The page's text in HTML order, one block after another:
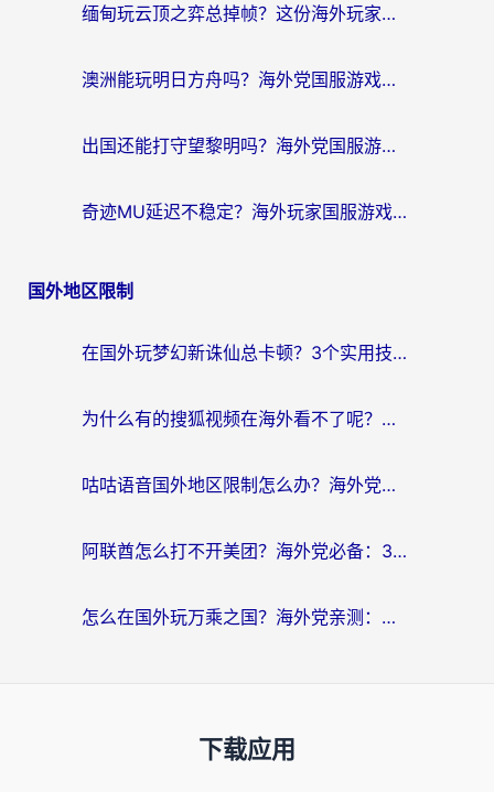
缅甸玩云顶之弈总掉帧？这份海外玩家专属加速器攻略帮你上分
澳洲能玩明日方舟吗？海外党国服游戏畅玩终极指南（附实用加速器选择技巧）
出国还能打守望黎明吗？海外党国服游戏不卡顿的终极解法
奇迹MU延迟不稳定？海外玩家国服游戏加速器终极指南：从卡顿到丝滑的秘密
国外地区限制
在国外玩梦幻新诛仙总卡顿？3个实用技巧解决海外党痛点（附回国加速器选择指南）
为什么有的搜狐视频在海外看不了呢？留学生亲测有效的回国加速攻略
咕咕语音国外地区限制怎么办？海外党必备的回国加速器选择指南（附音悦Tai、搜狐视频解决妙招）
阿联酋怎么打不开美团？海外党必备：3步解决回国追剧、看球、刷B站的全部烦恼
怎么在国外玩万乘之国？海外党亲测：突破限制的3个实用技巧
下载应用